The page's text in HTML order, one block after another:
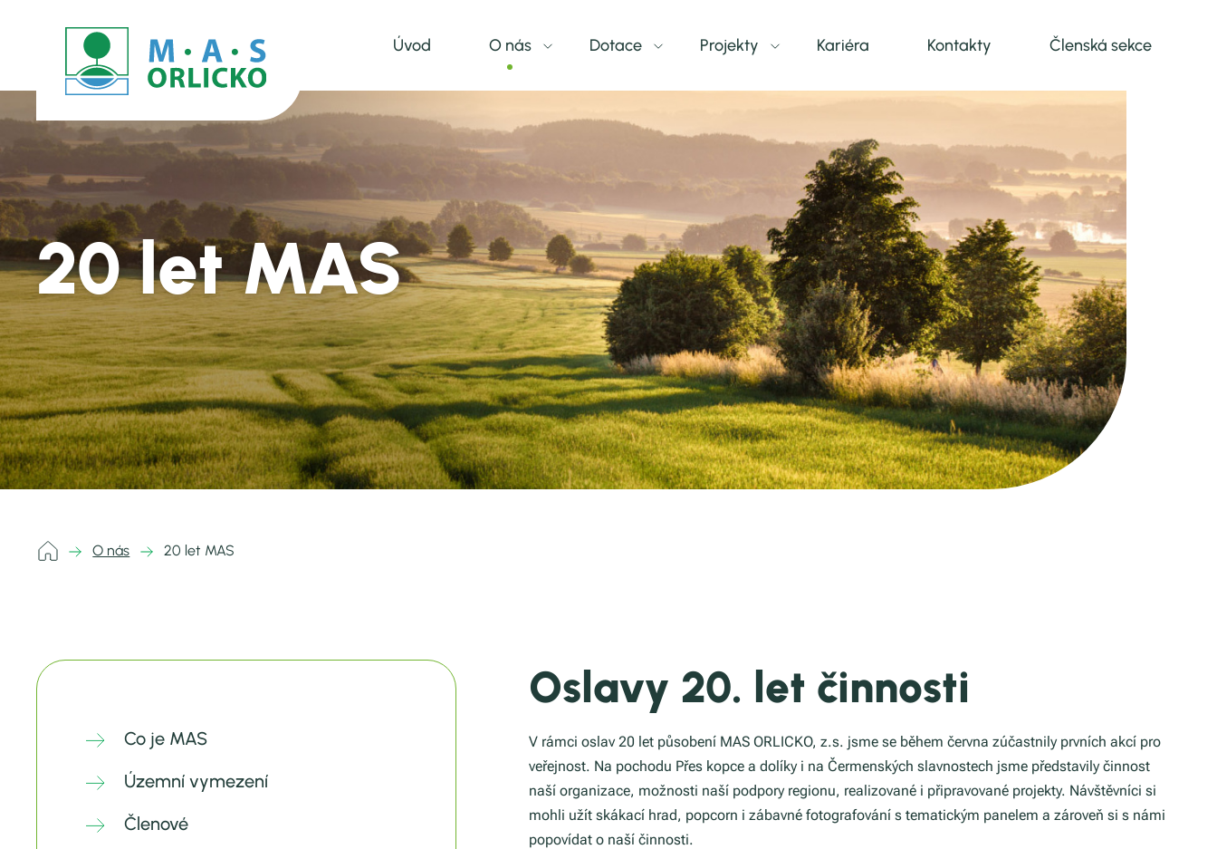
Úvod O nás
Územní vymezení
Členové
Newsletter
Zápisy
Výroční zprávy
Dokumenty MAS
Archiv zpráv
Loga MAS
Dotace
Kdy a jak žádat - výzvy
Sběr projektových záměrů
Dokumenty
Projekty
Energetika
Nadace ČEZ
Projekty OPZ+
Skákací hrady
Místní akční plánování
EDUWAY - vzdělávání
Program obnovy venkova
Kariéra Kontakty Členská sekce
20 let MAS
O nás 20 let MAS
Co je MAS
Územní vymezení
Členové
Oslavy 20. let činnosti
V rámci oslav 20 let působení MAS ORLICKO, z.s. jsme se během června zúčastnily prvních akcí pro
veřejnost. Na pochodu Přes kopce a dolíky i na Čermenských slavnostech jsme představily činnost
naší organizace, možnosti naší podpory regionu, realizované i připravované projekty. Návštěvníci si
mohli užít skákací hrad, popcorn i zábavné fotografování s tematickým panelem a zároveň si s námi
popovídat o naší činnosti.